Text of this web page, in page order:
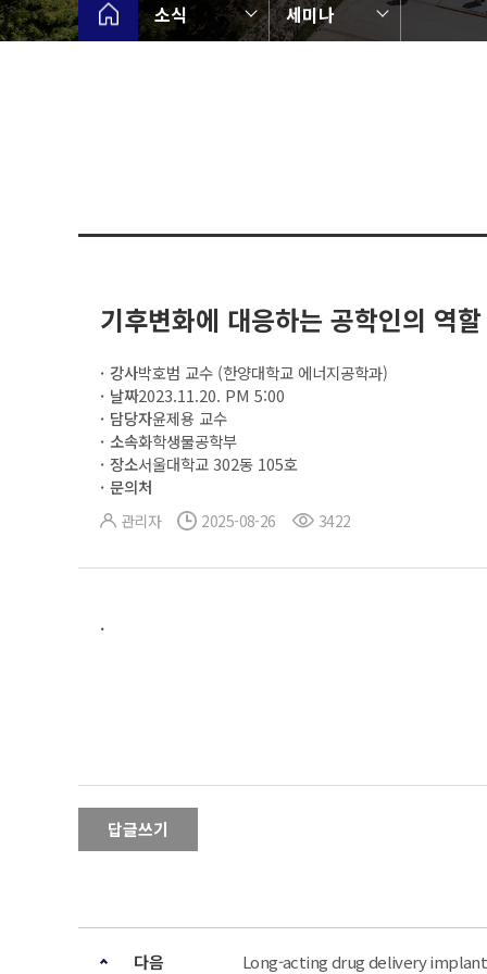
소식 세미나
기후변화에 대응하는 공학인의 역할
강사박호범 교수 (한양대학교 에너지공학과)
날짜2023.11.20. PM 5:00
담당자윤제용 교수
소속화학생물공학부
장소서울대학교 302동 105호
문의처
관리자 2025-08-26 3422
.
답글쓰기
다음 Long-acting drug delivery